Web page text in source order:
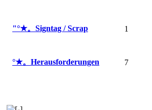
"°★。Signtag / Scrap 1
°★。Herausforderungen 7